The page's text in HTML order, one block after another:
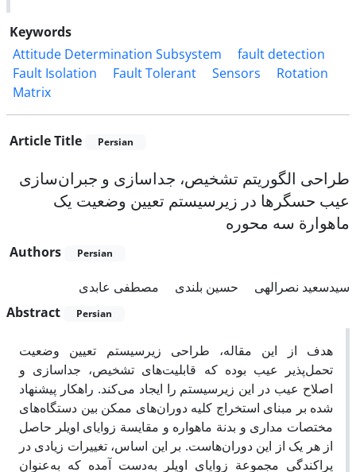
Keywords
Attitude Determination Subsystem
fault detection
Fault Isolation
Fault Tolerant Sensors
Rotation
Matrix
Article Title Persian
طراحی الگوریتم تشخیص، جداسازی و جبران‌سازی
عیب حسگرها در زیرسیستم تعیین وضعیت یک
ماهوارة سه محوره
Authors Persian
سیدسعید نصرالهی حسین بلندی
مصطفی عابدی
Abstract
Persian
هدف از این مقاله، طراحی زیرسیستم تعیین وضعیت
تحمل‌پذیر عیب بوده که قابلیت‌های تشخیص، جداسازی و
اصلاح عیب در این زیرسیستم را ایجاد می‌کند. راهکار پیشنهاد
شده بر مبنای استخراج کلیه دوران‌های ممکن بین دستگاه‌های
مختصات مداری و بدنة ماهواره و مقایسة زوایای اویلر حاصل
از هر یک از این دوران‌هاست. بر این اساس، تغییرات زیادی در
پراکندگی مجموعة زوایای اویلر به‌دست آمده که به‌عنوان